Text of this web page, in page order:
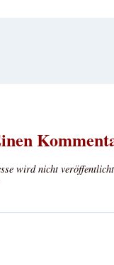
wird nicht